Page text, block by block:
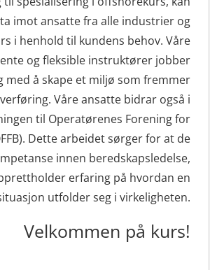
med e-læring
(OSC151)
i beredskap og
for plattformsjefer
FF1200 repetisjon
(OSE161)
for
mindre skip med eLearning
Livbåtfører
8 t – konvensjonell
Mann-Over-Bord
16 t m/mørkekjøring
for
uten fartstid 66 t
imot ansatte fra alle industrier og
i henhold til kundens behov. Våre
og fleksible instruktører jobber
med å skape et miljø som fremmer
Våre ansatte bidrar også i
til Operatørenes Forening for
Dette arbeidet sørger for at de
innen beredskapsledelse,
erfaring på hvordan en
utfolder seg i virkeligheten.
Velkommen på kurs!